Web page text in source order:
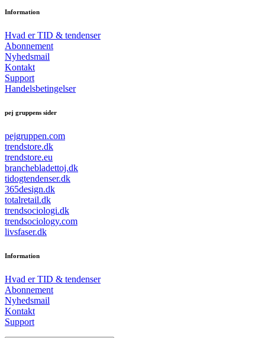
Information
Hvad er TID & tendenser
Abonnement
Nyhedsmail
Kontakt
Support
Handelsbetingelser
pej gruppens sider
pejgruppen.com
trendstore.dk
trendstore.eu
branchebladettoj.dk
tidogtendenser.dk
365design.dk
totalretail.dk
trendsociologi.dk
trendsociology.com
livsfaser.dk
Information
Hvad er TID & tendenser
Abonnement
Nyhedsmail
Kontakt
Support